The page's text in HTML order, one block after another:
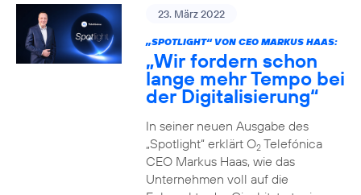
23. März 2022
„SPOTLIGHT“ VON CEO MARKUS HAAS:
„Wir fordern schon
lange mehr Tempo bei
der Digitalisierung“
In seiner neuen Ausgabe des
„Spotlight“ erklärt O2Telefónica
CEO Markus Haas, wie das
Unternehmen voll auf die